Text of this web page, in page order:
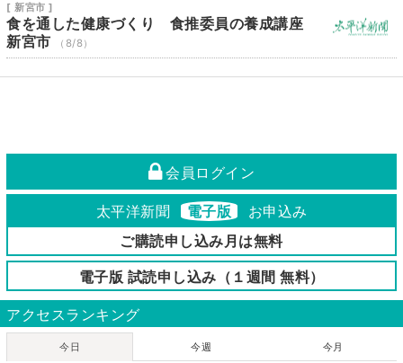
[ 新宮市 ]
食を通した健康づくり 食推委員の養成講座
新宮市
（8/8）
会員ログイン
太平洋新聞 電子版
お申込み
ご購読申し込み月は無料
電子版 試読申し込み（１週間 無料）
アクセスランキング
今日 今週 今月